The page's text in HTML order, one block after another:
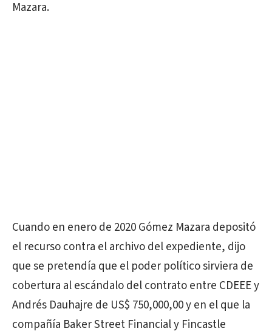
Mazara.
Cuando en enero de 2020 Gómez Mazara depositó
el recurso contra el archivo del expediente, dijo
que se pretendía que el poder político sirviera de
cobertura al escándalo del contrato entre CDEEE y
Andrés Dauhajre de US$ 750,000,00 y en el que la
compañía Baker Street Financial y Fincastle